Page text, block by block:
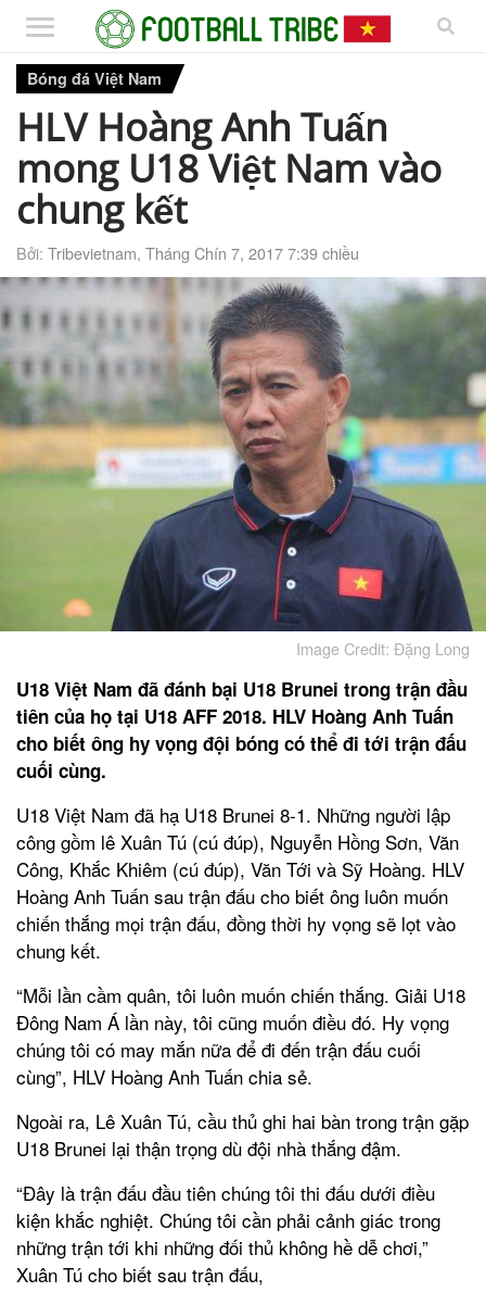
Bóng đá Việt Nam
HLV Hoàng Anh Tuấn
mong U18 Việt Nam vào
chung kết
Bởi: Tribevietnam, Tháng Chín 7, 2017 7:39 chiều
Image Credit: Đặng Long
U18 Việt Nam đã đánh bại U18 Brunei trong trận đầu
tiên của họ tại U18 AFF 2018. HLV Hoàng Anh Tuấn
cho biết ông hy vọng đội bóng có thể đi tới trận đấu
cuối cùng.
U18 Việt Nam đã hạ U18 Brunei 8-1. Những người lập
công gồm lê Xuân Tú (cú đúp), Nguyễn Hồng Sơn, Văn
Công, Khắc Khiêm (cú đúp), Văn Tới và Sỹ Hoàng. HLV
Hoàng Anh Tuấn sau trận đấu cho biết ông luôn muốn
chiến thắng mọi trận đấu, đồng thời hy vọng sẽ lọt vào
chung kết.
“Mỗi lần cầm quân, tôi luôn muốn chiến thắng. Giải U18
Đông Nam Á lần này, tôi cũng muốn điều đó. Hy vọng
chúng tôi có may mắn nữa để đi đến trận đấu cuối
cùng”, HLV Hoàng Anh Tuấn chia sẻ.
Ngoài ra, Lê Xuân Tú, cầu thủ ghi hai bàn trong trận gặp
U18 Brunei lại thận trọng dù đội nhà thắng đậm.
“Đây là trận đấu đầu tiên chúng tôi thi đấu dưới điều
kiện khắc nghiệt. Chúng tôi cần phải cảnh giác trong
những trận tới khi những đối thủ không hề dễ chơi,”
Xuân Tú cho biết sau trận đấu,